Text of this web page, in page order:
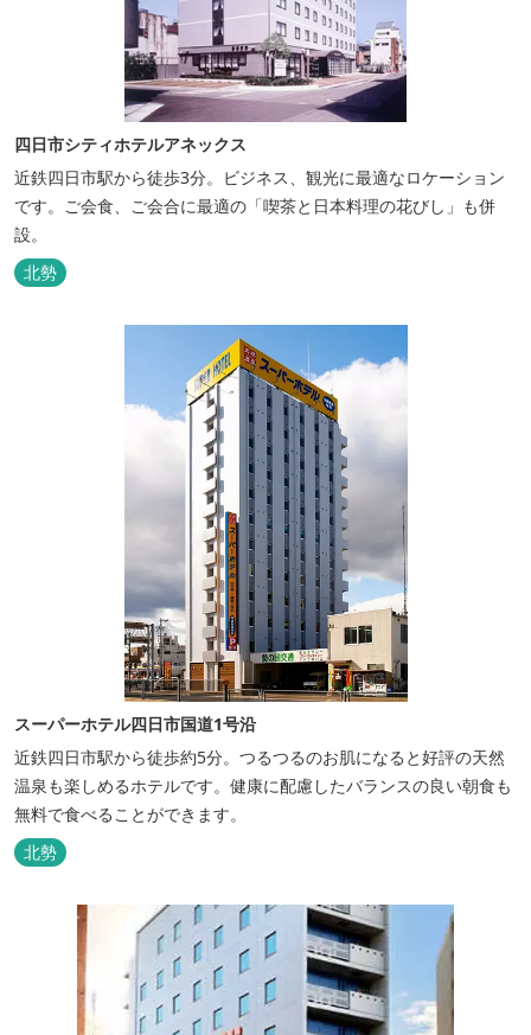
四日市シティホテルアネックス
近鉄四日市駅から徒歩3分。ビジネス、観光に最適なロケーション
です。ご会食、ご会合に最適の「喫茶と日本料理の花びし」も併
設。
北勢
スーパーホテル四日市国道1号沿
近鉄四日市駅から徒歩約5分。つるつるのお肌になると好評の天然
温泉も楽しめるホテルです。健康に配慮したバランスの良い朝食も
無料で食べることができます。
北勢